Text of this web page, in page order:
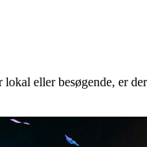
eller besøgende, er